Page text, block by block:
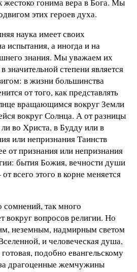
этих героев духа.
наука имеет своих
испытания, а иногда и на
знания. Мы уважаем их
значительной степени является
в жизни большинства
от того, как представлять
вращающимся вокруг Земли
вокруг Солнца. А от разницы
ли во Христа, в Будду или в
или непризнания Таинств
от признания или непризнания
бытия Божия, вечности души
всего этого в корне меняется
так много
вокруг вопросов религии. Но
неземным, надмирным светом
и человеческая душа,
подобно евангельскому
драгоценные жемчужины